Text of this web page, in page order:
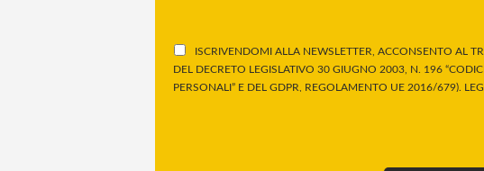
ISCRIVENDOMI ALLA NEWSLETTER, ACCONSENTO AL
DEL DECRETO LEGISLATIVO 30 GIUGNO 2003, N. 196
PERSONALI” E DEL GDPR, REGOLAMENTO UE 2016/679).